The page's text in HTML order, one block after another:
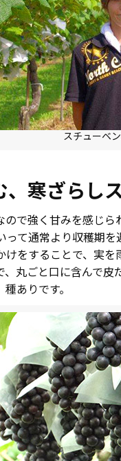
スチューベ
寒ざらし
で強く甘みを感じ
て通常より収穫期
をすることで、実
丸ごと口に含んで
ありです。